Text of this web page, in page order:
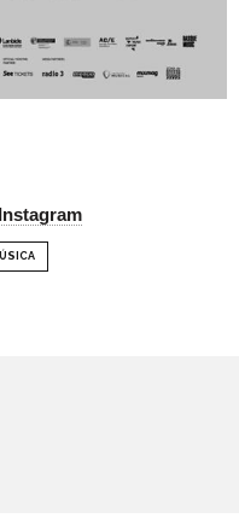
Instagram